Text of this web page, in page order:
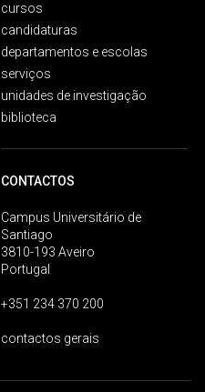
cursos
candidaturas
departamentos e escolas
serviços
unidades de investigação
biblioteca
CONTACTOS
Campus Universitário de
Santiago
3810-193 Aveiro
Portugal
+351 234 370 200
contactos gerais